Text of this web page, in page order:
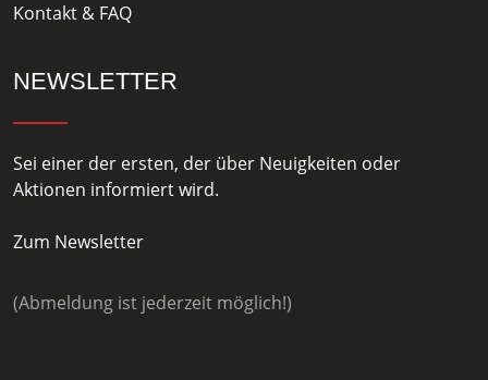
Kontakt & FAQ
NEWSLETTER
Sei einer der ersten, der über Neuigkeiten oder
Aktionen informiert wird.
Zum Newsletter
(Abmeldung ist jederzeit möglich!)